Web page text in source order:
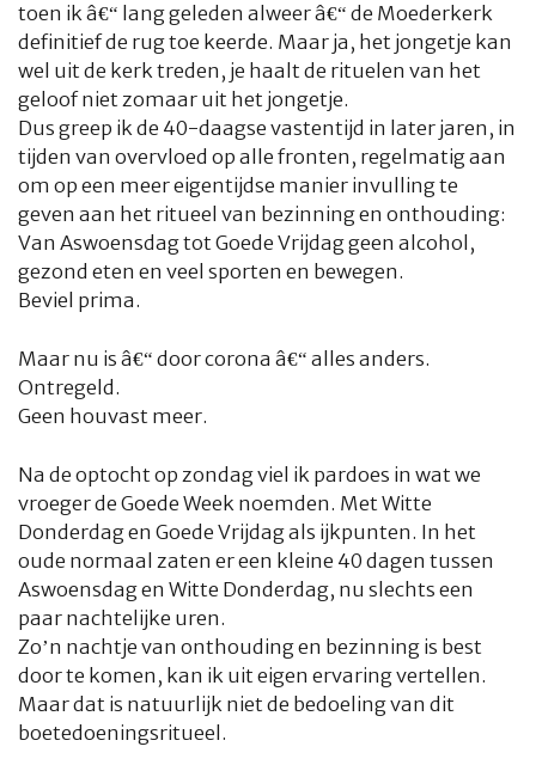
toen ik â€“ lang geleden alweer â€“ de Moederkerk
definitief de rug toe keerde. Maar ja, het jongetje kan
wel uit de kerk treden, je haalt de rituelen van het
geloof niet zomaar uit het jongetje.
Dus greep ik de 40-daagse vastentijd in later jaren, in
tijden van overvloed op alle fronten, regelmatig aan
om op een meer eigentijdse manier invulling te
geven aan het ritueel van bezinning en onthouding:
Van Aswoensdag tot Goede Vrijdag geen alcohol,
gezond eten en veel sporten en bewegen.
Beviel prima.
Maar nu is â€“ door corona â€“ alles anders.
Ontregeld.
Geen houvast meer.
Na de optocht op zondag viel ik pardoes in wat we
vroeger de Goede Week noemden. Met Witte
Donderdag en Goede Vrijdag als ijkpunten. In het
oude normaal zaten er een kleine 40 dagen tussen
Aswoensdag en Witte Donderdag, nu slechts een
paar nachtelijke uren.
Zo’n nachtje van onthouding en bezinning is best
door te komen, kan ik uit eigen ervaring vertellen.
Maar dat is natuurlijk niet de bedoeling van dit
boetedoeningsritueel.